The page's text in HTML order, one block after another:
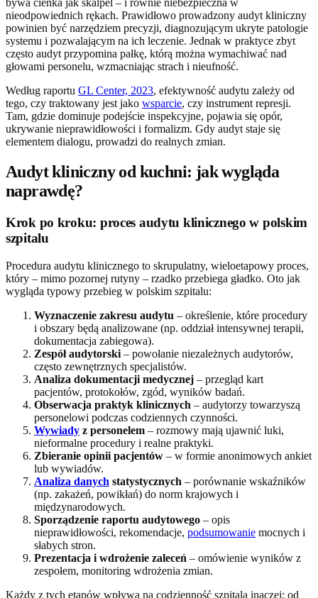
bywa cienka jak skalpel – i równie niebezpieczna w
nieodpowiednich rękach. Prawidłowo prowadzony audyt kliniczny
powinien być narzędziem precyzji, diagnozującym ukryte patologie
systemu i pozwalającym na ich leczenie. Jednak w praktyce zbyt
często audyt przypomina pałkę, którą można wymachiwać nad
głowami personelu, wzmacniając strach i nieufność.
Według raportu GL Center, 2023, efektywność audytu zależy od
tego, czy traktowany jest jako wsparcie, czy instrument represji.
Tam, gdzie dominuje podejście inspekcyjne, pojawia się opór,
ukrywanie nieprawidłowości i formalizm. Gdy audyt staje się
elementem dialogu, prowadzi do realnych zmian.
Audyt kliniczny od kuchni: jak wygląda
naprawdę?
Krok po kroku: proces audytu klinicznego w polskim
szpitalu
Procedura audytu klinicznego to skrupulatny, wieloetapowy proces,
który – mimo pozornej rutyny – rzadko przebiega gładko. Oto jak
wygląda typowy przebieg w polskim szpitalu:
Wyznaczenie zakresu audytu – określenie, które procedury
i obszary będą analizowane (np. oddział intensywnej terapii,
dokumentacja zabiegowa).
Zespół audytorski – powołanie niezależnych audytorów,
często zewnętrznych specjalistów.
Analiza dokumentacji medycznej – przegląd kart
pacjentów, protokołów, zgód, wyników badań.
Obserwacja praktyk klinicznych – audytorzy towarzyszą
personelowi podczas codziennych czynności.
Wywiady z personelem – rozmowy mają ujawnić luki,
nieformalne procedury i realne praktyki.
Zbieranie opinii pacjentów – w formie anonimowych ankiet
lub wywiadów.
Analiza danych statystycznych – porównanie wskaźników
(np. zakażeń, powikłań) do norm krajowych i
międzynarodowych.
Sporządzenie raportu audytowego – opis
nieprawidłowości, rekomendacje, podsumowanie mocnych i
słabych stron.
Prezentacja i wdrożenie zaleceń – omówienie wyników z
zespołem, monitoring wdrożenia zmian.
Każdy z tych etapów wpływa na codzienność szpitala inaczej: od